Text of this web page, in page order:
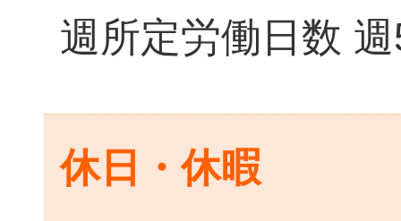
週所定労働日数
休日・休暇